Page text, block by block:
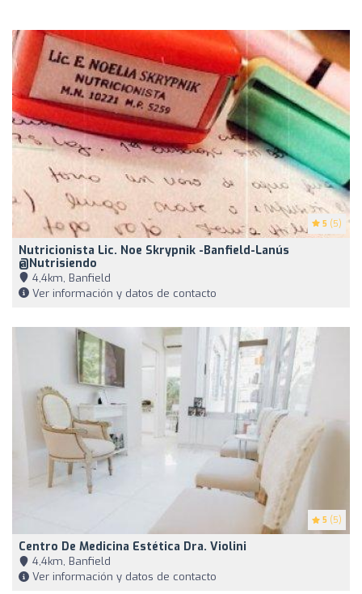
5 (5)
Nutricionista Lic. Noe Skrypnik -Banfield-Lanús
@nutrisiendo
4,4km, Banfield
Ver información y datos de contacto
5 (5)
Centro De Medicina Estética Dra. Violini
4,4km, Banfield
Ver información y datos de contacto